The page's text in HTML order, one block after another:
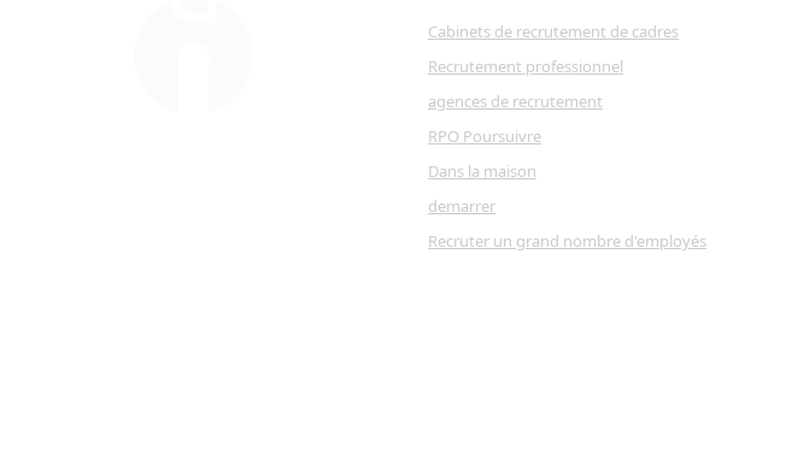
Cabinets de recrutement de cadres
Recrutement professionnel
agences de recrutement
RPO Poursuivre
Dans la maison
demarrer
Recruter un grand nombre d'employés